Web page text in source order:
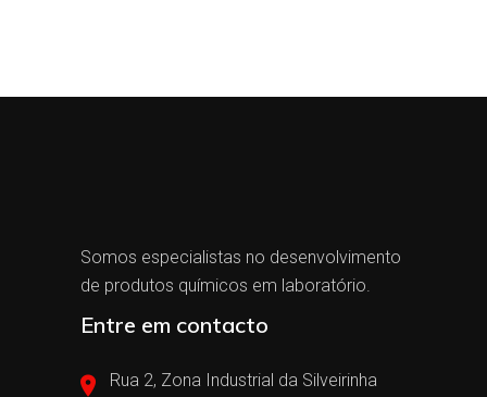
Somos especialistas no desenvolvimento
de produtos químicos em laboratório.
Entre em contacto
Rua 2, Zona Industrial da Silveirinha